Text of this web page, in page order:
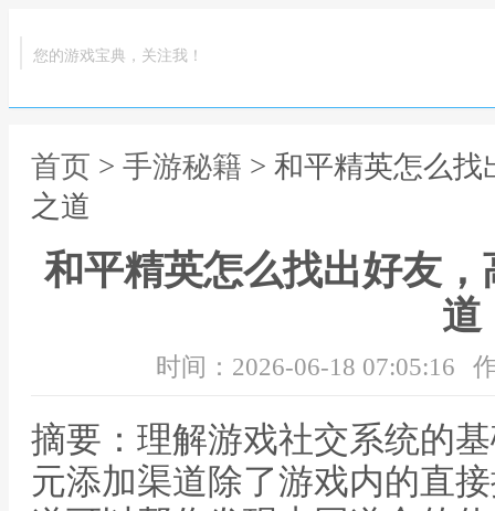
您的游戏宝典，关注我！
首页 > 手游秘籍 > 和平精英怎么
之道
和平精英怎么找出好友
道
时间：2026-06-18 07:05:16
摘要：理解游戏社交系统的
元添加渠道除了游戏内的直